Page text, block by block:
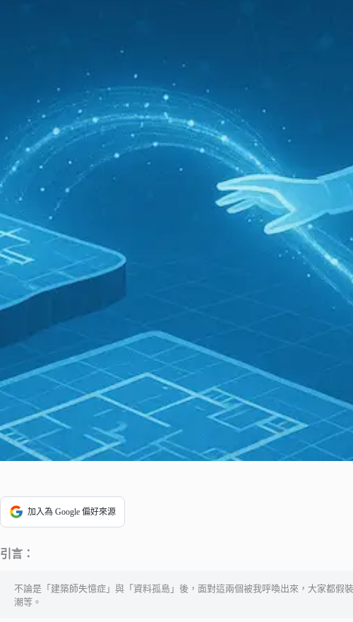
加入為 Google 偏好來源
引言：
不論是「建築師失憶症」與「資料孤島」後，面對這兩個被我呼喚出來，大家都
潮等。